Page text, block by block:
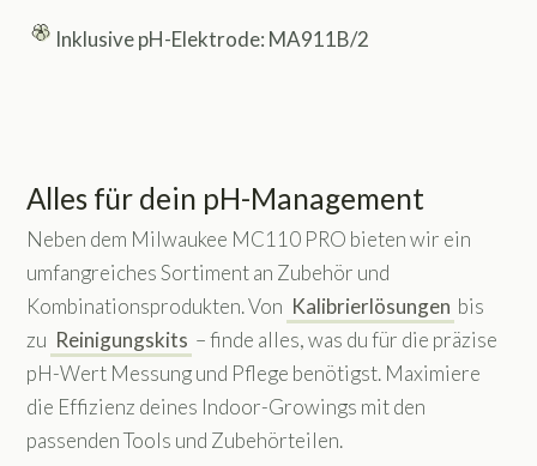
Inklusive pH-Elektrode: MA911B/2
Alles für dein pH-Management
Neben dem Milwaukee MC110 PRO bieten wir ein
umfangreiches Sortiment an Zubehör und
Kombinationsprodukten. Von Kalibrierlösungen bis
zu Reinigungskits – finde alles, was du für die präzise
pH-Wert Messung und Pflege benötigst. Maximiere
die Effizienz deines Indoor-Growings mit den
passenden Tools und Zubehörteilen.